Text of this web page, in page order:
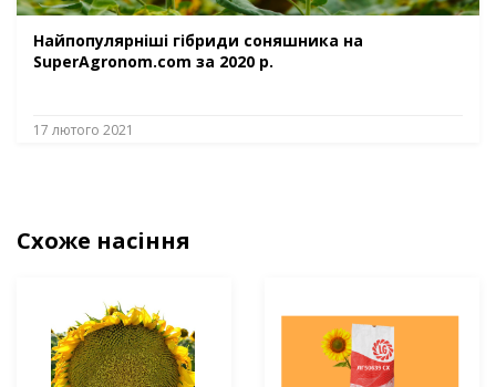
Найпопулярніші гібриди соняшника на
SuperAgronom.com за 2020 р.
17 лютого 2021
Схоже насіння